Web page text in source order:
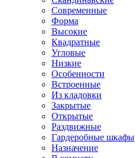
Современные
Форма
Высокие
Квадратные
Угловые
Низкие
Особенности
Встроенные
Из кладовки
Закрытые
Открытые
Раздвижные
Гардеробные шкафы
Назначение